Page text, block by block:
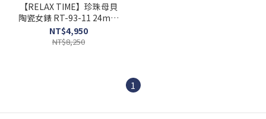
【RELAX TIME】珍珠母貝
陶瓷女錶 RT-93-11 24mm
現代鐘錶
NT$4,950
NT$8,250
1